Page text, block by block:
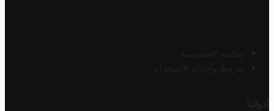
سياسة الخصوصية
شروط وأحكام الاستخدام
أدواتنا